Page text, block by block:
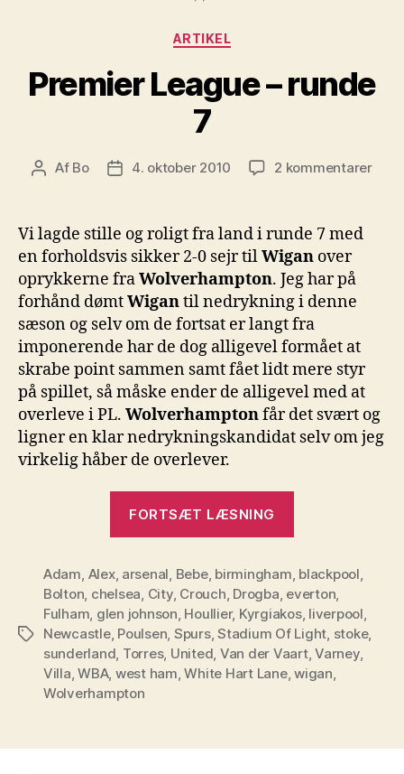
Kategorier
ARTIKEL
Premier League – runde
7
Indlægsforfatter
Af Bo Indlægsdato
4. oktober 2010 2 kommentarertil
Vi lagde stille og roligt fra land i runde 7 med
en forholdsvis sikker 2-0 sejr tilWigan over
oprykkerne fraWolverhampton. Jeg har på
forhånd dømtWigantil nedrykning i denne
sæson og selv om de fortsat er langt fra
imponerende har de dog alligevel formået at
skrabe point sammen samt fået lidt mere styr
på spillet, så måske ender de alligevel med at
overleve i PL. Wolverhamptonfår det svært og
ligner en klar nedrykningskandidat selv om jeg
virkelig håber de overlever.
FORTSÆT LÆSNING
runde
7”
Tags
Adam, Alex, arsenal, Bebe, birmingham, blackpool,
Bolton, chelsea, City, Crouch, Drogba, everton,
Fulham, glen johnson, Houllier, Kyrgiakos, liverpool,
Newcastle, Poulsen, Spurs,Stadium Of Light, stoke,
sunderland, Torres, United, Van der Vaart,Varney,
Villa,WBA, west ham,White Hart Lane,wigan,
Wolverhampton